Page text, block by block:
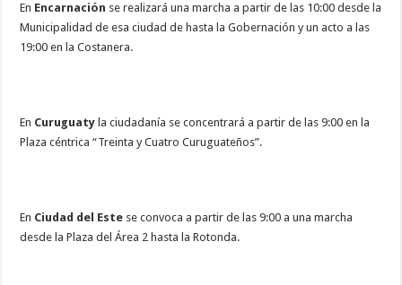
En Encarnación se realizará una marcha a partir de las 10:00 desde la
Municipalidad de esa ciudad de hasta la Gobernación y un acto a las
19:00 en la Costanera.
En Curuguaty la ciudadanía se concentrará a partir de las 9:00 en la
Plaza céntrica “Treinta y Cuatro Curuguateños”.
En Ciudad del Este se convoca a partir de las 9:00 a una marcha
desde la Plaza del Área 2 hasta la Rotonda.